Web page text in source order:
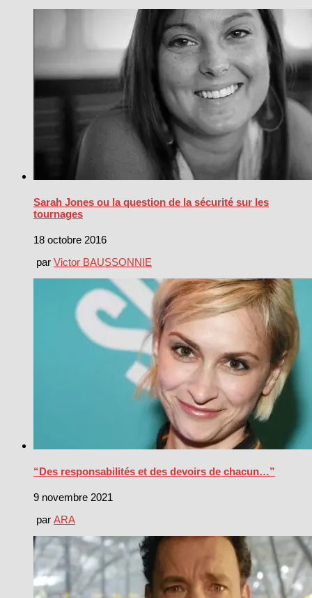
Sarah Jones ou la question de la sécurité sur les
tournages
18 octobre 2016
par Victor BAUSSONNIE
“Des responsabilités et des devoirs de chacun…”
9 novembre 2021
par ARA